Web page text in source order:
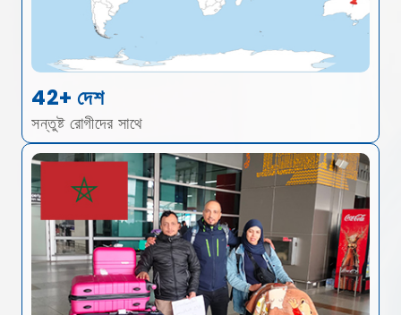
42+ দেশ
সন্তুষ্ট রোগীদের সাথে